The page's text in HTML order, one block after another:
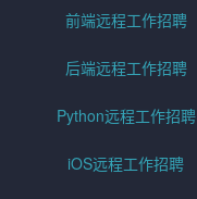
前端远程工作招聘
后端远程工作招聘
Python远程工作招聘
iOS远程工作招聘